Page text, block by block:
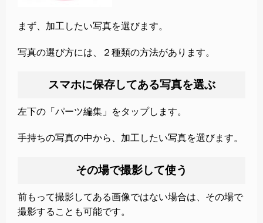
まず、加工したい写真を選びます。
写真の選び方には、２種類の方法があります。
スマホに保存してある写真を選ぶ
左下の「パーツ編集」をタップします。
手持ちの写真の中から、加工したい写真を選びます。
その場で撮影して使う
前もって撮影してある画像ではない場合は、その場で
撮影することも可能です。